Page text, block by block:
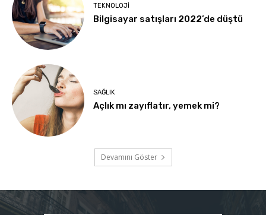
TEKNOLOJI
Bilgisayar satışları 2022’de düştü
SAĞLIK
Açlık mı zayıflatır, yemek mi?
Devamını Göster